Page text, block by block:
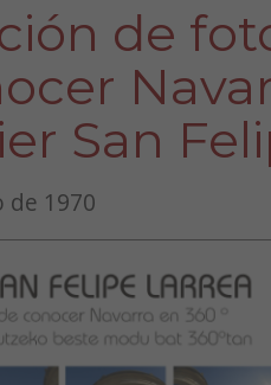
de
San
de 1970